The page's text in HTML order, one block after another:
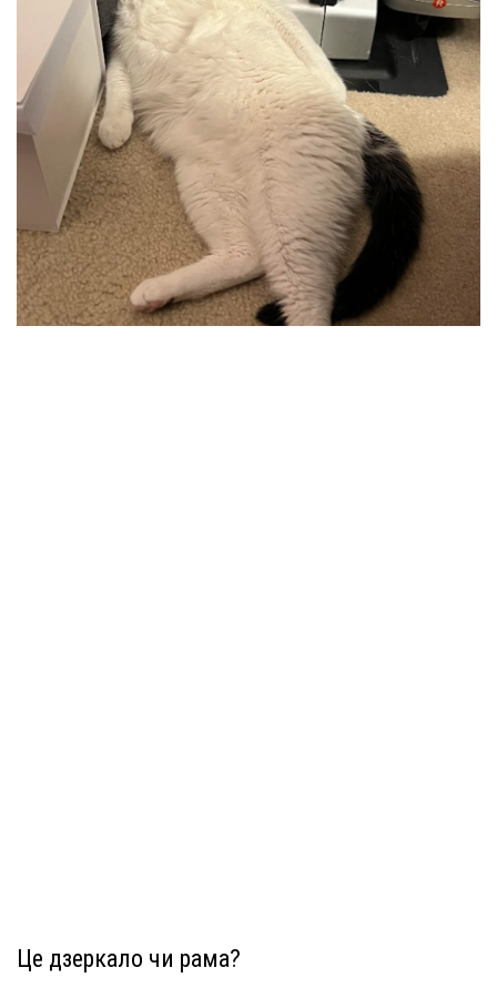
Це дзеркало чи рама?